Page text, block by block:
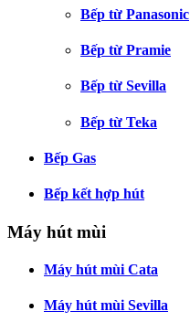
Bếp từ Panasonic
Bếp từ Pramie
Bếp từ Sevilla
Bếp từ Teka
Bếp Gas
Bếp kết hợp hút
Máy hút mùi
Máy hút mùi Cata
Máy hút mùi Sevilla